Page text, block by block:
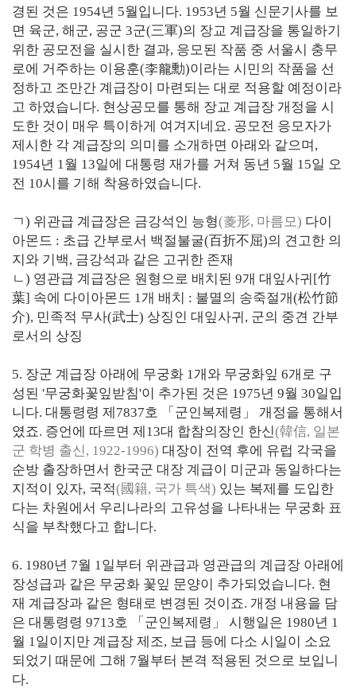
경된 것은 1954년 5월입니다. 1953년 5월 신문기사를 보
면 육군, 해군, 공군 3군(三軍)의 장교 계급장을 통일하기
위한 공모전을 실시한 결과, 응모된 작품 중 서울시 충무
로에 거주하는 이용훈(李龍勳)이라는 시민의 작품을 선
정하고 조만간 계급장이 마련되는 대로 적용할 예정이라
고 하였습니다. 현상공모를 통해 장교 계급장 개정을 시
도한 것이 매우 특이하게 여겨지네요. 공모전 응모자가
제시한 각 계급장의 의미를 소개하면 아래와 같으며,
1954년 1월 13일에 대통령 재가를 거쳐 동년 5월 15일 오
전 10시를 기해 착용하였습니다.
ㄱ) 위관급 계급장은 금강석인 능형(菱形, 마름모) 다이
아몬드 : 초급 간부로서 백절불굴(百折不屈)의 견고한 의
지와 기백, 금강석과 같은 고귀한 존재
ㄴ) 영관급 계급장은 원형으로 배치된 9개 대잎사귀[竹
葉] 속에 다이아몬드 1개 배치 : 불멸의 송죽절개(松竹節
介), 민족적 무사(武士) 상징인 대잎사귀, 군의 중견 간부
로서의 상징
5. 장군 계급장 아래에 무궁화 1개와 무궁화잎 6개로 구
성된 '무궁화꽃잎받침'이 추가된 것은 1975년 9월 30일입
니다. 대통령령 제7837호 「군인복제령」 개정을 통해서
였죠. 증언에 따르면 제13대 합참의장인 한신(韓信, 일본
군 학병 출신, 1922-1996) 대장이 전역 후에 유럽 각국을
순방 출장하면서 한국군 대장 계급이 미군과 동일하다는
지적이 있자, 국적(國籍, 국가 특색) 있는 복제를 도입한
다는 차원에서 우리나라의 고유성을 나타내는 무궁화 표
식을 부착했다고 합니다.
6. 1980년 7월 1일부터 위관급과 영관급의 계급장 아래에
장성급과 같은 무궁화 꽃잎 문양이 추가되었습니다. 현
재 계급장과 같은 형태로 변경된 것이죠. 개정 내용을 담
은 대통령령 9713호 「군인복제령」 시행일은 1980년 1
월 1일이지만 계급장 제조, 보급 등에 다소 시일이 소요
되었기 때문에 그해 7월부터 본격 적용된 것으로 보입니
다.